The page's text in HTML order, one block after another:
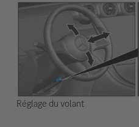
Réglage du volant